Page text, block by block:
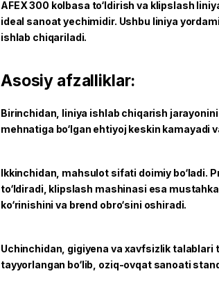
AFEX 300 kolbasa to‘ldirish va klipslash
ideal sanoat yechimidir. Ushbu liniya
ishlab chiqariladi.
Asosiy afzalliklar:
Birinchidan, liniya ishlab chiqarish
mehnatiga bo‘lgan ehtiyoj keskin kamayadi
Ikkinchidan, mahsulot sifati doimiy bo‘ladi.
to‘ldiradi, klipslash mashinasi esa
ko‘rinishini va brend obro‘sini oshiradi.
Uchinchidan, gigiyena va xavfsizlik talablari
tayyorlangan bo‘lib, oziq-ovqat sanoati